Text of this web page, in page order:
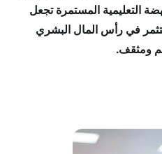
التعليمية المستمرة تجعل
في رأس المال البشري
ومثقف.